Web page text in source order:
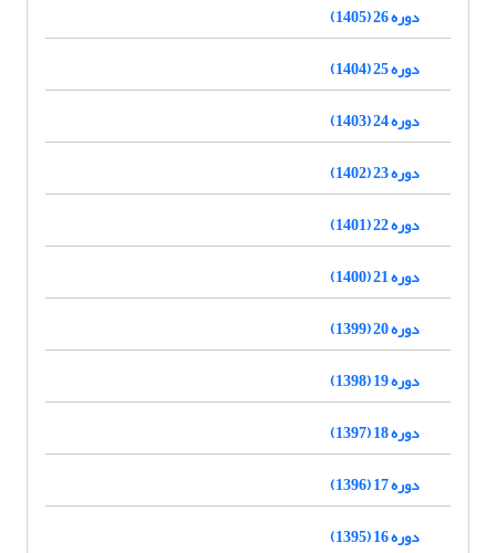
دوره 26 (1405)
دوره 25 (1404)
دوره 24 (1403)
دوره 23 (1402)
دوره 22 (1401)
دوره 21 (1400)
دوره 20 (1399)
دوره 19 (1398)
دوره 18 (1397)
دوره 17 (1396)
دوره 16 (1395)